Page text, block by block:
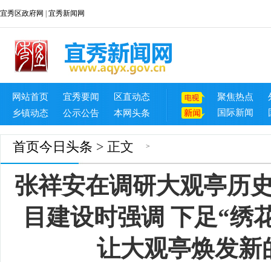
宜秀区政府网 宜秀新闻网
网站首页 宜秀要闻
区直动态
乡镇动态
公示公告 本网头条
聚焦热点
国际新闻
首页 >
今日头条 > 正文
张祥安在调研大观亭历
目建设时强调 下足“绣
让大观亭焕发新